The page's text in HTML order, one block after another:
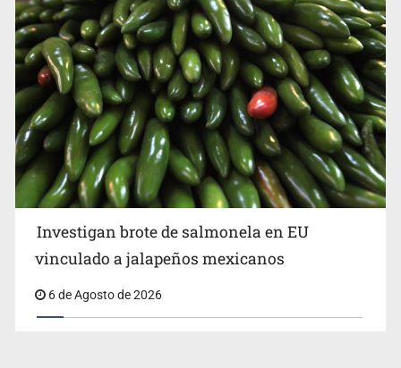
Investigan brote de salmonela en EU
vinculado a jalapeños mexicanos
6 de Agosto de 2026